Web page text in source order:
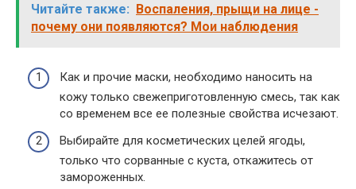
Читайте также: Воспаления, прыщи на лице -
почему они появляются? Мои наблюдения
Как и прочие маски, необходимо наносить на
кожу только свежеприготовленную смесь, так как
со временем все ее полезные свойства исчезают.
Выбирайте для косметических целей ягоды,
только что сорванные с куста, откажитесь от
замороженных.